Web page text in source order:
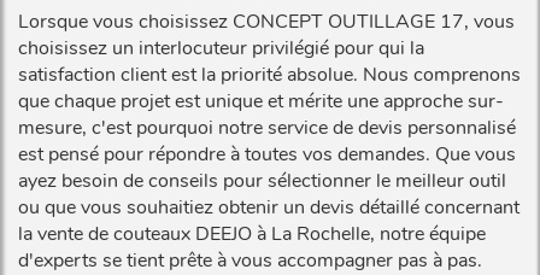
Lorsque vous choisissez CONCEPT OUTILLAGE 17, vous
choisissez un interlocuteur privilégié pour qui la
satisfaction client est la priorité absolue. Nous comprenons
que chaque projet est unique et mérite une approche sur-
mesure, c'est pourquoi notre service de devis personnalisé
est pensé pour répondre à toutes vos demandes. Que vous
ayez besoin de conseils pour sélectionner le meilleur outil
ou que vous souhaitiez obtenir un devis détaillé concernant
la vente de couteaux DEEJO à La Rochelle, notre équipe
d'experts se tient prête à vous accompagner pas à pas.